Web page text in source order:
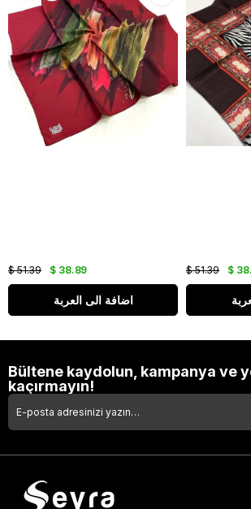
$ 38.89
$ 51.39
اضافة الى العربة
$
$ 51.39
Bültene kaydolun, kampanya ve
kaçırmayın!